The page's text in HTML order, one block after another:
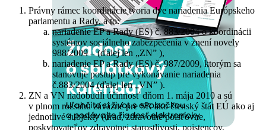
Právny rámec koordinácie tvoria dve nariadenia Európskeho
parlamentu a Rady, a to:
nariadenie EP a Rady (ES) č. 883/2004 o koordinácii
systémov sociálneho zabezpečenia v znení novely
988/2009 – (ďalej len „ZN” ),
nariadenie EP a Rady (ES) č. 987/2009, ktorým sa
stanovuje postup pre vykonávanie nariadenia
č.883/2004 (ďalej len „VN” ).
ZN a VN nadobudli účinnosť dňom 1. mája 2010 a sú
v plnom rozsahu záväzné pre SR ako členský štát EÚ ako aj
jednotlivé subjekty (úrad, zdravotné poisťovne,
poskytovateľov zdravotnej starostlivosti, poistencov,